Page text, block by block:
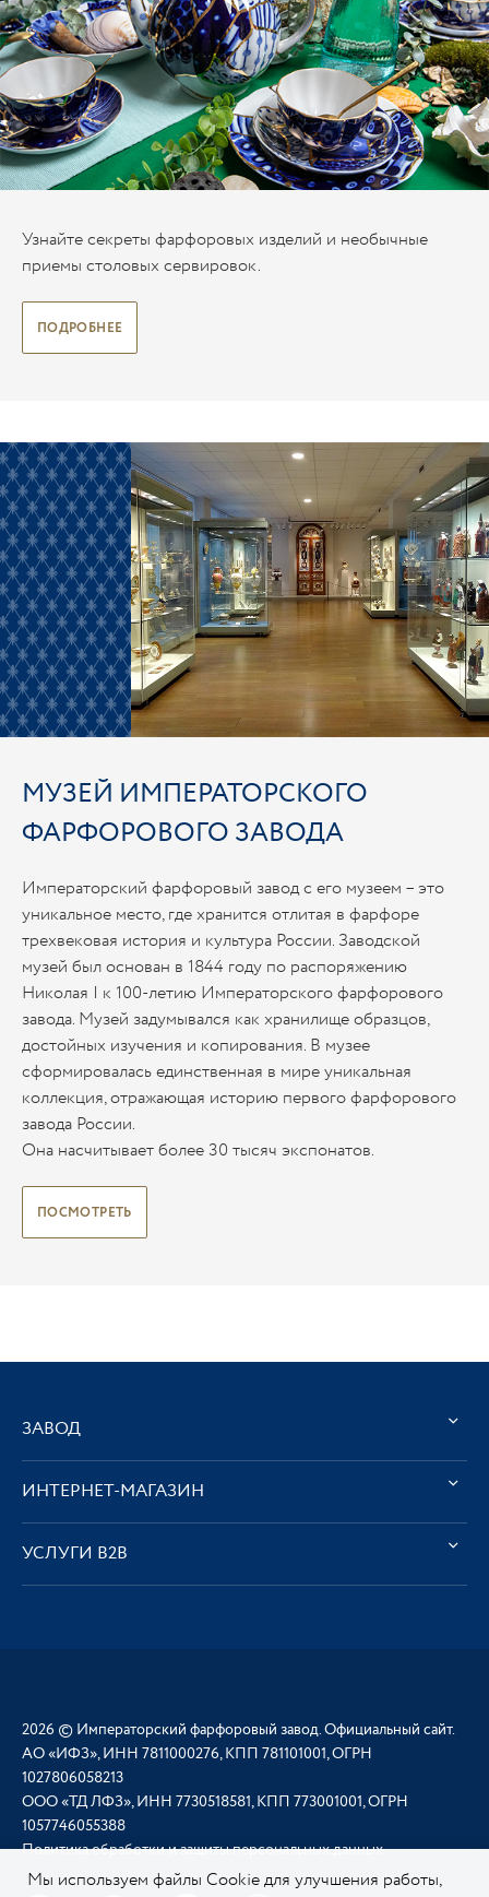
Узнайте секреты фарфоровых изделий и необычные
приемы столовых сервировок.
ПОДРОБНЕЕ
МУЗЕЙ ИМПЕРАТОРСКОГО
ФАРФОРОВОГО ЗАВОДА
Императорский фарфоровый завод с его музеем – это
уникальное место, где хранится отлитая в фарфоре
трехвековая история и культура России. Заводской
музей был основан в 1844 году по распоряжению
Николая I к 100-летию Императорского фарфорового
завода. Музей задумывался как хранилище образцов,
достойных изучения и копирования. В музее
сформировалась единственная в мире уникальная
коллекция, отражающая историю первого фарфорового
завода России.
Она насчитывает более 30 тысяч экспонатов.
ПОСМОТРЕТЬ
ЗАВОД
ИНТЕРНЕТ-МАГАЗИН
УСЛУГИ В2В
2026 © Императорский фарфоровый завод. Официальный сайт.
АО «ИФЗ», ИНН 7811000276, КПП 781101001, ОГРН
1027806058213
ООО «ТД ЛФЗ», ИНН 7730518581, КПП 773001001, ОГРН
1057746055388
Политика обработки и защиты персональных данных
Мы используем файлы Cookie для улучшения работы,